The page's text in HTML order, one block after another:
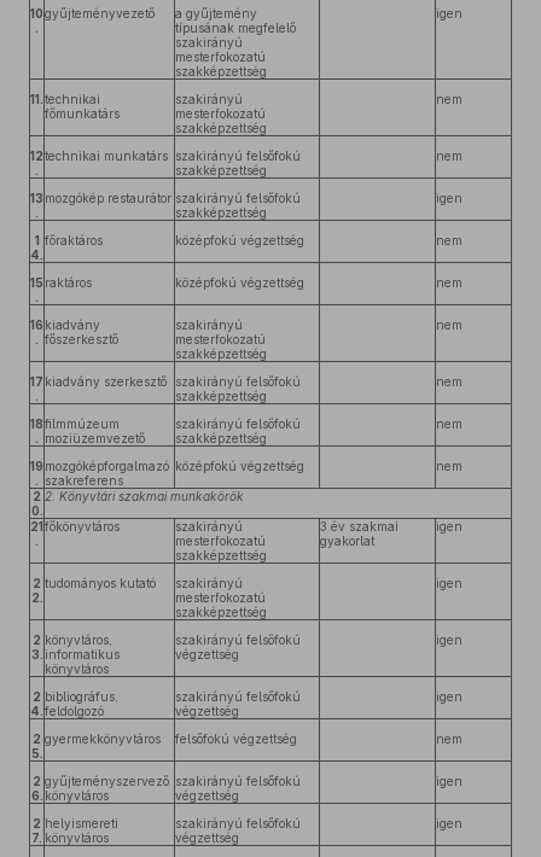
10gyűjteményvezető
a gyűjtemény
típusának megfelelő
szakirányú
mesterfokozatú
szakképzettség
igen
11. technikai
főmunkatárs
szakirányú
mesterfokozatú
szakképzettség
nem
12technikai munkatárs szakirányú felsőfokú
szakképzettség
nem
13 mozgókép restaurátor szakirányú felsőfokú
szakképzettség
igen
1
4.
főraktáros középfokú végzettség nem
15 raktáros középfokú végzettség nem
16 kiadvány
főszerkesztő
szakirányú
mesterfokozatú
szakképzettség
nem
17 kiadvány szerkesztő
szakirányú felsőfokú
szakképzettség
nem
18filmmúzeum
moziüzemvezető
szakirányú felsőfokú
szakképzettség
nem
19 mozgóképforgalmazó
szakreferens
középfokú végzettség nem
2
0.
2. Könyvtári szakmai munkakörök
21főkönyvtáros
szakirányú
mesterfokozatú
szakképzettség
3 év szakmai
gyakorlat
igen
2
2.
tudományos kutató
szakirányú
mesterfokozatú
szakképzettség
igen
2
3.
könyvtáros,
informatikus
könyvtáros
szakirányú felsőfokú
végzettség
igen
2
4.
bibliográfus,
feldolgozó
szakirányú felsőfokú
végzettség
igen
2
5.
gyermekkönyvtáros felsőfokú végzettség nem
2
6.
gyűjteményszervező
könyvtáros
szakirányú felsőfokú
végzettség
igen
2
7.
helyismereti
könyvtáros
szakirányú felsőfokú
végzettség
igen